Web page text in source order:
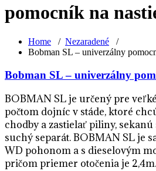
pomocník na
Home / Nezaradené /
Bobman SL – univerzálny
Bobman SL – univerzálny
BOBMAN SL je určený pre
počtom dojníc v stáde, ktoré
chodby a zastielať piliny,
suchý separát. BOBMAN SL je
WD pohonom a s dieselovým
pričom priemer otočenia je 2,4m.